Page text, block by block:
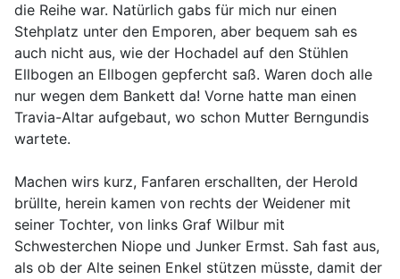
die Reihe war. Natürlich gabs für mich nur einen
Stehplatz unter den Emporen, aber bequem sah es
auch nicht aus, wie der Hochadel auf den Stühlen
Ellbogen an Ellbogen gepfercht saß. Waren doch alle
nur wegen dem Bankett da! Vorne hatte man einen
Travia-Altar aufgebaut, wo schon Mutter Berngundis
wartete.
Machen wirs kurz, Fanfaren erschallten, der Herold
brüllte, herein kamen von rechts der Weidener mit
seiner Tochter, von links Graf Wilbur mit
Schwesterchen Niope und Junker Ermst. Sah fast aus,
als ob der Alte seinen Enkel stützen müsste, damit der